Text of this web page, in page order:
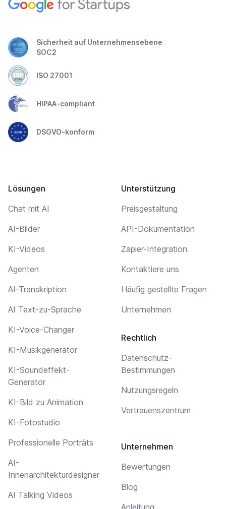
Sicherheit auf Unternehmensebene
SOC2
ISO 27001
HIPAA-compliant
DSGVO-konform
Lösungen
Chat mit AI
AI-Bilder
KI-Videos
Agenten
AI-Transkription
AI Text-zu-Sprache
KI-Voice-Changer
KI-Musikgenerator
KI-Soundeffekt-
Generator
KI-Bild zu Animation
KI-Fotostudio
Professionelle Porträts
AI-
Innenarchitekturdesigner
AI Talking Videos
Unterstützung
Preisgestaltung
API-Dokumentation
Zapier-Integration
Kontaktiere uns
Häufig gestellte Fragen
Unternehmen
Rechtlich
Datenschutz-
Bestimmungen
Nutzungsregeln
Vertrauenszentrum
Unternehmen
Bewertungen
Blog
Anleitung